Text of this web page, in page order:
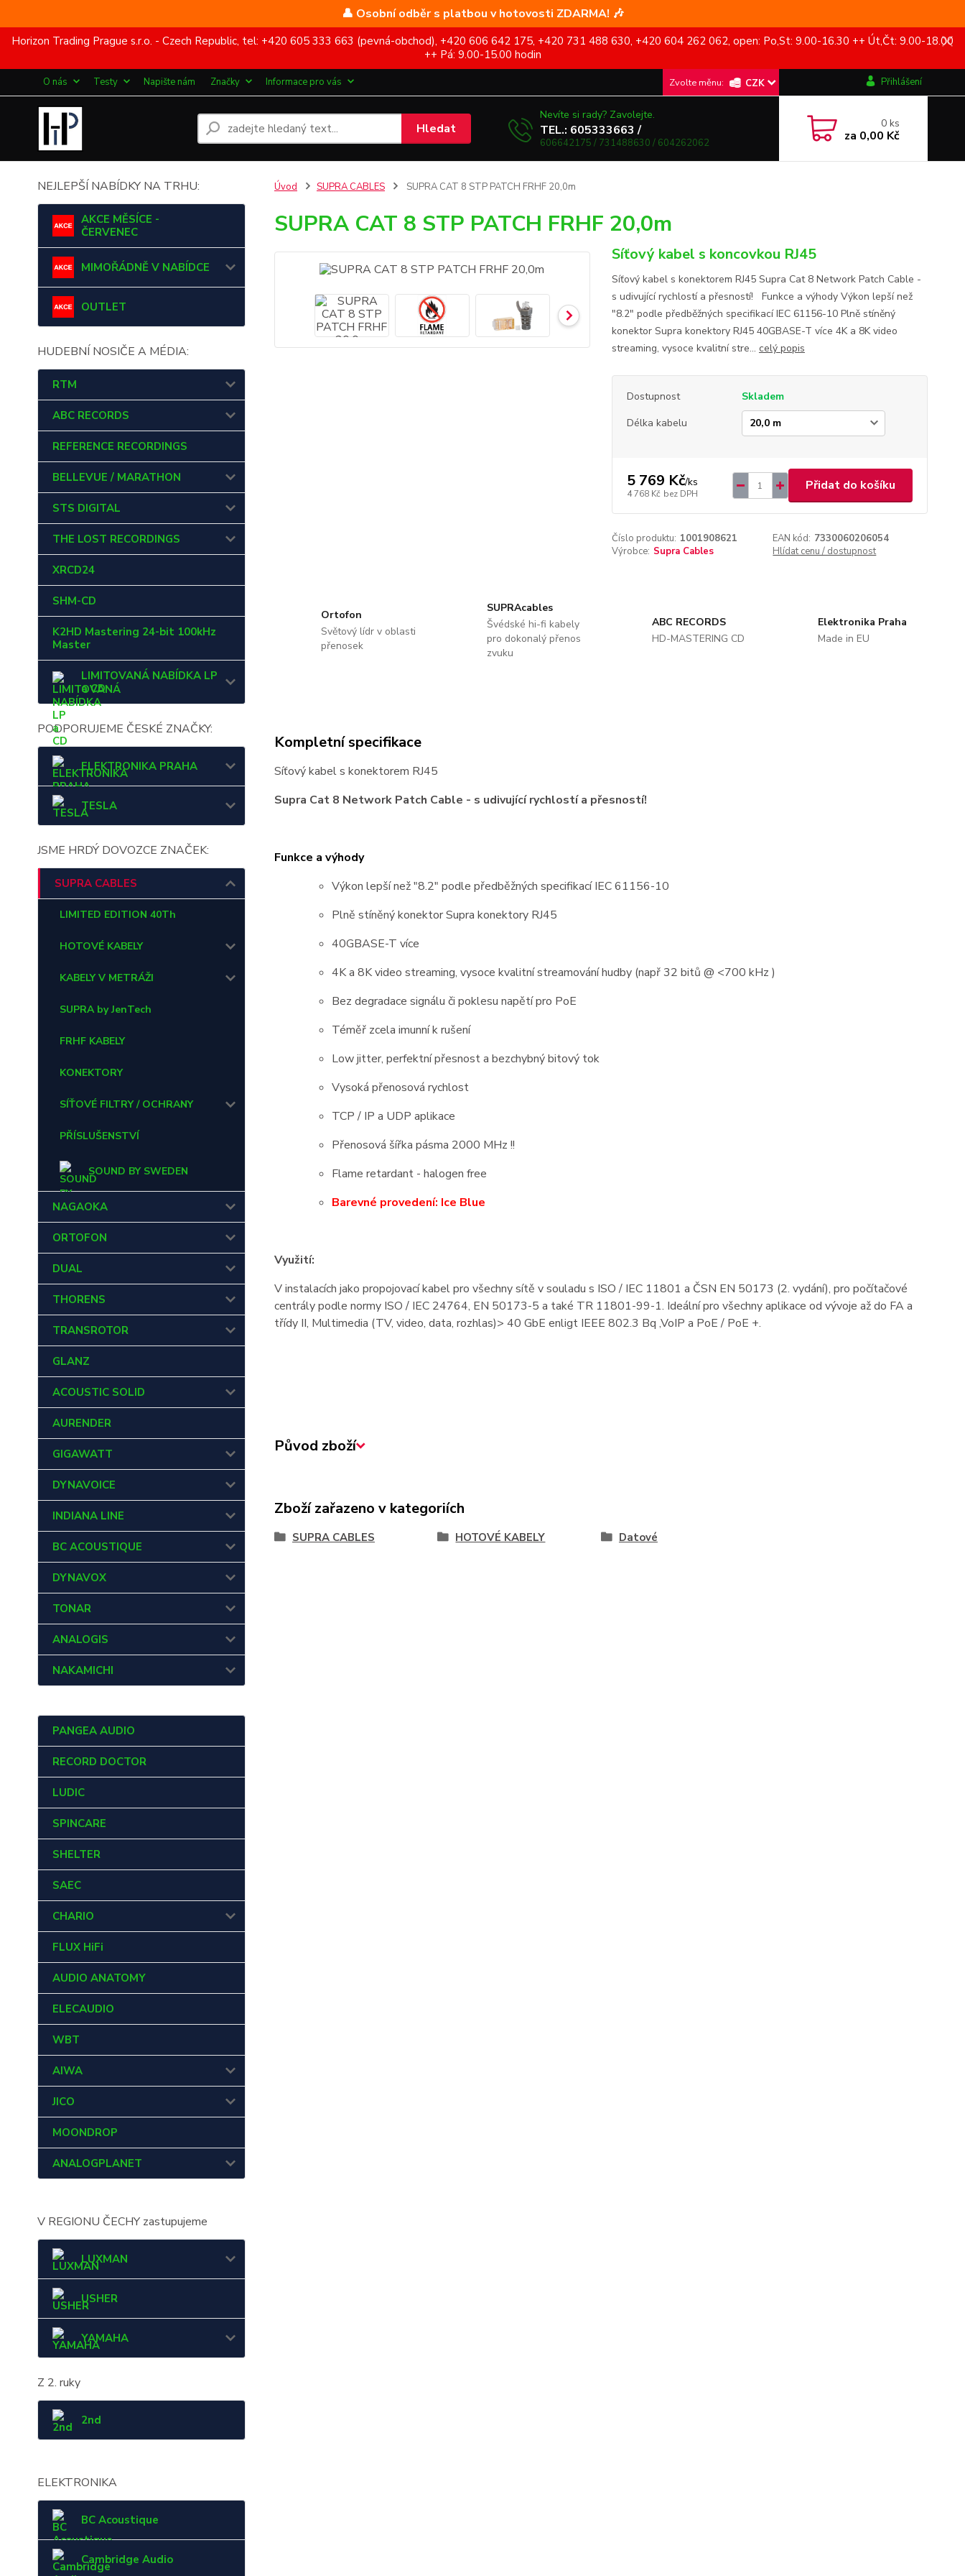
👤 Osobní odběr s platbou v hotovosti ZDARMA! 🎶
Horizon Trading Prague s.r.o. - Czech Republic, tel: +420 605 333 663 (pevná-obchod), +420 606 642 175, +420 731 488 630, +420 604 262 062, open: Po,St: 9.00-16.30 ++ Út,Čt: 9.00-18.00
++ Pá: 9.00-15.00 hodin
O nás Testy Napište nám Značky Informace pro vás CZK Přihlášení
Hledat
Nevíte si rady? Zavolejte.
TEL.: 605333663 /
606642175 / 731488630 / 604262062
0ks
za 0,00 Kč
NEJLEPŠÍ NABÍDKY NA TRHU:
AKCE MĚSÍCE -
ČERVENEC
MIMOŘÁDNĚ V NABÍDCE
OUTLET
HUDEBNÍ NOSIČE A MÉDIA:
RTM
ABC RECORDS
REFERENCE RECORDINGS
BELLEVUE / MARATHON
STS DIGITAL
THE LOST RECORDINGS
XRCD24
SHM-CD
K2HD Mastering 24-bit 100kHz
Master
LIMITOVANÁ NABÍDKA LP
a CD
PODPORUJEME ČESKÉ ZNAČKY:
ELEKTRONIKA PRAHA
TESLA
JSME HRDÝ DOVOZCE ZNAČEK:
SUPRA CABLES
LIMITED EDITION 40Th
HOTOVÉ KABELY
KABELY V METRÁŽI
SUPRA by JenTech
FRHF KABELY
KONEKTORY
SÍŤOVÉ FILTRY / OCHRANY
PŘÍSLUŠENSTVÍ
SOUND BY SWEDEN
NAGAOKA
ORTOFON
DUAL
THORENS
TRANSROTOR
GLANZ
ACOUSTIC SOLID
AURENDER
GIGAWATT
DYNAVOICE
INDIANA LINE
BC ACOUSTIQUE
DYNAVOX
TONAR
ANALOGIS
NAKAMICHI
PANGEA AUDIO
RECORD DOCTOR
LUDIC
SPINCARE
SHELTER
SAEC
CHARIO
FLUX HiFi
AUDIO ANATOMY
ELECAUDIO
WBT
AIWA
JICO
MOONDROP
ANALOGPLANET
V REGIONU ČECHY zastupujeme
LUXMAN
USHER
YAMAHA
Z 2. ruky
2nd
ELEKTRONIKA
BC Acoustique
Cambridge Audio
Úvod SUPRA CABLES SUPRA CAT 8 STP PATCH FRHF 20,0m
SUPRA CAT 8 STP PATCH FRHF 20,0m
Síťový kabel s koncovkou RJ45
Síťový kabel s konektorem RJ45 Supra Cat 8 Network Patch Cable -
s udivující rychlostí a přesností! Funkce a výhody Výkon lepší než
"8.2" podle předběžných specifikací IEC 61156-10 Plně stíněný
konektor Supra konektory RJ45 40GBASE-T více 4K a 8K video
streaming, vysoce kvalitní stre... celý popis
Dostupnost
Skladem
Délka kabelu
5 769 Kč/ks
4 768 Kč bez DPH
Přidat do košíku
Číslo produktu: 1001908621 EAN kód: 7330060206054
Výrobce: Supra Cables Hlídat cenu / dostupnost
Ortofon
Světový lídr v oblasti
přenosek
SUPRAcables
Švédské hi-fi kabely
pro dokonalý přenos
zvuku
ABC RECORDS
HD-MASTERING CD
Elektronika Praha
Made in EU
Kompletní specifikace
Síťový kabel s konektorem RJ45
Supra Cat 8 Network Patch Cable - s udivující rychlostí a přesností!
Funkce a výhody
Výkon lepší než "8.2" podle předběžných specifikací IEC 61156-10
Plně stíněný konektor Supra konektory RJ45
40GBASE-T více
4K a 8K video streaming, vysoce kvalitní streamování hudby (např 32 bitů @ <700 kHz )
Bez degradace signálu či poklesu napětí pro PoE
Téměř zcela imunní k rušení
Low jitter, perfektní přesnost a bezchybný bitový tok
Vysoká přenosová rychlost
TCP/ IP a UDP aplikace
Přenosová šířka pásma 2000 MHz !!
Flame retardant - halogen free
Barevné provedení: Ice Blue
Využití:
V instalacích jako propojovací kabel pro všechny sítě v souladu s ISO / IEC 11801 a ČSN EN 50173 (2. vydání), pro počítačové
centrály podle normy ISO / IEC 24764, EN 50173-5 a také TR 11801-99-1. Ideální pro všechny aplikace od vývoje až do FA a
třídy II, Multimedia (TV, video, data, rozhlas)> 40 GbE enligt IEEE 802.3 Bq ,VoIP a PoE / PoE +.
Původ zboží
Zboží zařazeno v kategoriích
SUPRA CABLES HOTOVÉ KABELY Datové